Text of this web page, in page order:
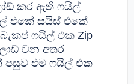
කර ඇති ෆයිල්
එකේ සයිස් එකේ
ෆයිල් එක Zip
වන අතර
එම ෆයිල් එක